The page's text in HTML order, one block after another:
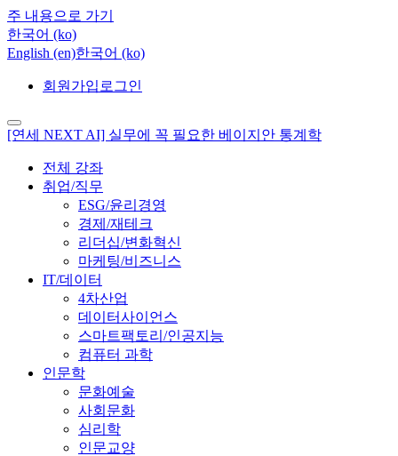
주 내용으로 가기
한국어 ‎(ko)‎
English ‎(en)‎한국어 ‎(ko)‎
회원가입 로그인
[연세 NEXT AI] 실무에 꼭 필요한 베이지안 통계학
전체 강좌
취업/직무
ESG/윤리경영
경제/재테크
리더십/변화혁신
마케팅/비즈니스
IT/데이터
4차산업
데이터사이언스
스마트팩토리/인공지능
컴퓨터 과학
인문학
문화예술
사회문화
심리학
인문교양